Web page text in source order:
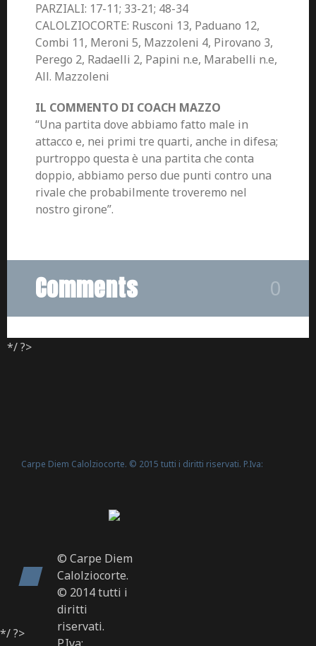
PARZIALI: 17-11; 33-21; 48-34
CALOLZIOCORTE: Rusconi 13, Paduano 12,
Combi 11, Meroni 5, Mazzoleni 4, Pirovano 3,
Perego 2, Radaelli 2, Papini n.e, Marabelli n.e,
All. Mazzoleni
IL COMMENTO DI COACH MAZZO
“Una partita dove abbiamo fatto male in
attacco e, nei primi tre quarti, anche in difesa;
purtroppo questa è una partita che conta
doppio, abbiamo perso due punti contro una
rivale che probabilmente troveremo nel
nostro girone”.
Comments 0
*/ ?>
Carpe Diem Calolziocorte. © 2015 tutti i diritti riservati. P.Iva:
© Carpe Diem
Calolziocorte.
© 2014 tutti i
diritti
riservati.
*/ ?>